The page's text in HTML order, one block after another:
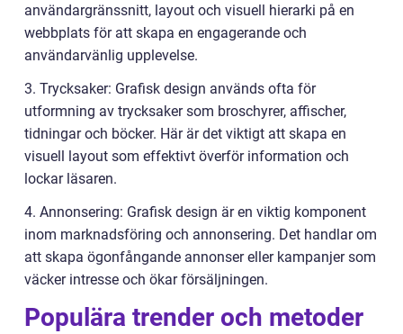
användargränssnitt, layout och visuell hierarki på en
webbplats för att skapa en engagerande och
användarvänlig upplevelse.
3. Trycksaker: Grafisk design används ofta för
utformning av trycksaker som broschyrer, affischer,
tidningar och böcker. Här är det viktigt att skapa en
visuell layout som effektivt överför information och
lockar läsaren.
4. Annonsering: Grafisk design är en viktig komponent
inom marknadsföring och annonsering. Det handlar om
att skapa ögonfångande annonser eller kampanjer som
väcker intresse och ökar försäljningen.
Populära trender och metoder